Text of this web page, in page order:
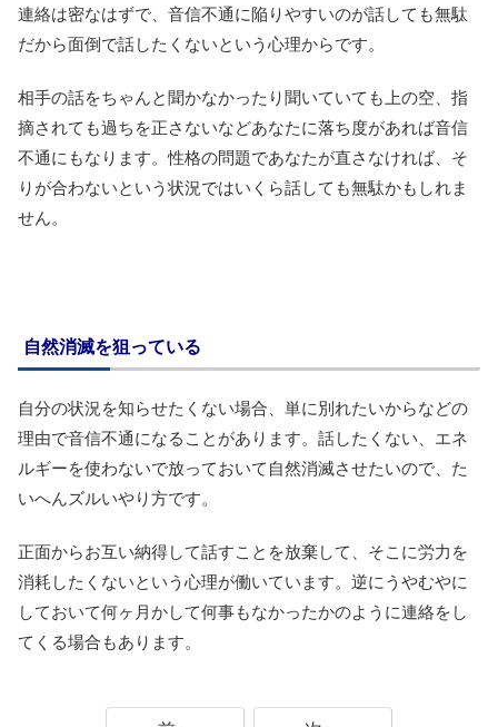
連絡は密なはずで、音信不通に陥りやすいのが話しても無駄
だから面倒で話したくないという心理からです。
相手の話をちゃんと聞かなかったり聞いていても上の空、指
摘されても過ちを正さないなどあなたに落ち度があれば音信
不通にもなります。性格の問題であなたが直さなければ、そ
りが合わないという状況ではいくら話しても無駄かもしれま
せん。
自然消滅を狙っている
自分の状況を知らせたくない場合、単に別れたいからなどの
理由で音信不通になることがあります。話したくない、エネ
ルギーを使わないで放っておいて自然消滅させたいので、た
いへんズルいやり方です。
正面からお互い納得して話すことを放棄して、そこに労力を
消耗したくないという心理が働いています。逆にうやむやに
しておいて何ヶ月かして何事もなかったかのように連絡をし
てくる場合もあります。